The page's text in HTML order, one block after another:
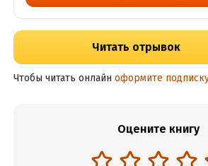
Читать отрывок
Чтобы читать онлайн оформите
Оцените книгу